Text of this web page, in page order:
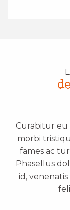
Curabitur
morbi
fames ac
Phasellus
id,